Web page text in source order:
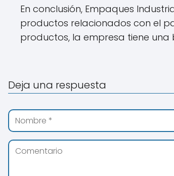
En conclusión, Empaques
productos relacionados con el
productos, la empresa tiene una
Deja una respuesta